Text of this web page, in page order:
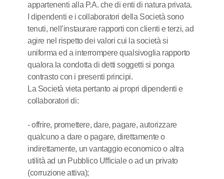
appartenenti alla P.A. che di enti di natura privata.
I dipendenti e i collaboratori della Società sono
tenuti, nell’instaurare rapporti con clienti e terzi, ad
agire nel rispetto dei valori cui la società si
uniforma ed a interrompere qualsivoglia rapporto
qualora la condotta di detti soggetti si ponga
contrasto con i presenti principi.
La Società vieta pertanto ai propri dipendenti e
collaboratori di:
- offrire, promettere, dare, pagare, autorizzare
qualcuno a dare o pagare, direttamente o
indirettamente, un vantaggio economico o altra
utilità ad un Pubblico Ufficiale o ad un privato
(corruzione attiva);